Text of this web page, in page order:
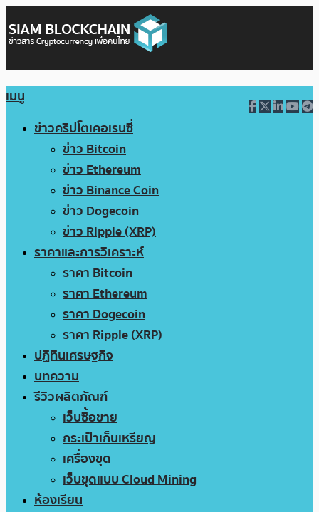
เมนู
ข่าวคริปโตเคอเรนซี่
ข่าว Bitcoin
ข่าว Ethereum
ข่าว Binance Coin
ข่าว Dogecoin
ข่าว Ripple (XRP)
ราคาและการวิเคราะห์
ราคา Bitcoin
ราคา Ethereum
ราคา Dogecoin
ราคา Ripple (XRP)
ปฏิทินเศรษฐกิจ
บทความ
รีวิวผลิตภัณฑ์
เว็บซื้อขาย
กระเป๋าเก็บเหรียญ
เครื่องขุด
เว็บขุดแบบ Cloud Mining
ห้องเรียน